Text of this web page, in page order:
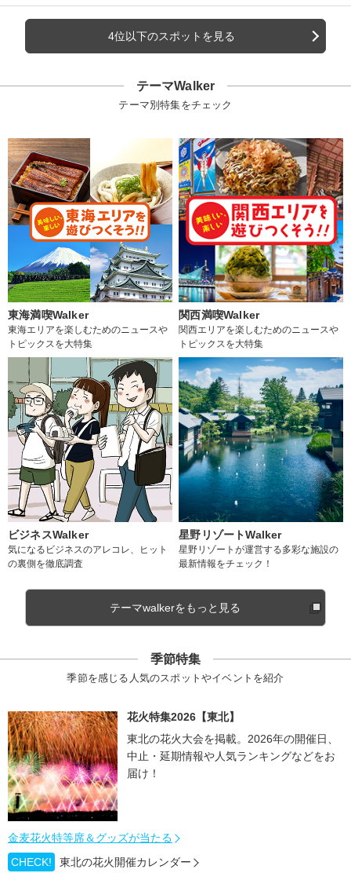
4位以下のスポットを見る
テーマWalker
テーマ別特集をチェック
東海満喫Walker
東海エリアを楽しむためのニュースや
トピックスを大特集
関西満喫Walker
関西エリアを楽しむためのニュースや
トピックスを大特集
ビジネスWalker
気になるビジネスのアレコレ、ヒット
の裏側を徹底調査
星野リゾートWalker
星野リゾートが運営する多彩な施設の
最新情報をチェック！
テーマwalkerをもっと見る
季節特集
季節を感じる人気のスポットやイベントを紹介
花火特集2026【東北】
東北の花火大会を掲載。2026年の開催日、
中止・延期情報や人気ランキングなどをお
届け！
金麦花火特等席＆グッズが当たる
CHECK!
東北の花火開催カレンダー